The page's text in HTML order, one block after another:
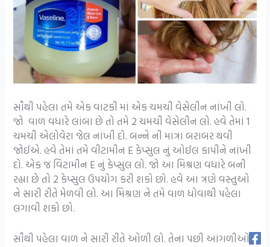
સૌથી પહેલા તમે એક વાટકી માં એક ચમચી વેસેલીન નાંખી લો.
જો વાળ વધારે લાંબા છે તો તમે 2 ચમચી વેસેલીન લો. હવે તેમાં 1
ચમચી એલોવેરા જેલ નાંખી દો. બન્ને ની માત્રા બરાબર થવી
જોઈએ. હવે તેમાં તમે વીટામીન E કેપ્સુલ નું ઓઈલ કાપીને નાંખી
દો. એક જ વિટામીન E નું કેપ્સુલ લો. જો આ મિશ્રણ વધારે બની
રહ્યા છે તો 2 કેપ્સુલ ઉપયોગ કરી શકો છો. હવે આ ત્રણે વસ્તુઓ
ને સારી રીતે મેળવી લો. આ મિશ્રણ ને તમે વાળ ધોવાથી પહેલા
લગાવી શકો છો.
સૌથી પહેલા વાળ ને સારી રીતે ઓળી લો. તેના પછી આંગળીઓ